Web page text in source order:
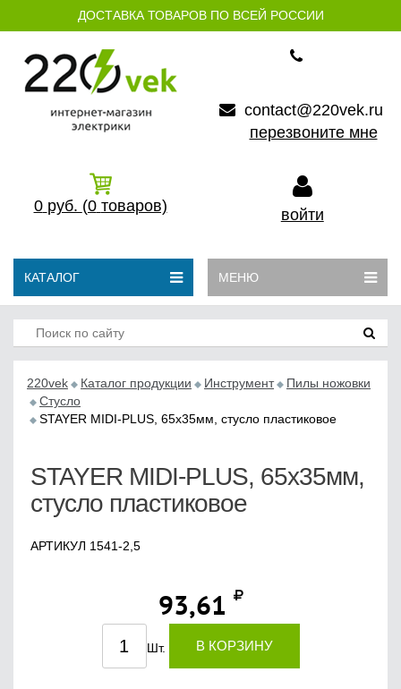
ДОСТАВКА ТОВАРОВ ПО ВСЕЙ РОССИИ
contact@220vek.ru
перезвоните мне
0 руб. (0 товаров) войти
КАТАЛОГ МЕНЮ
220vek Каталог продукции Инструмент
Пилы ножовки
Стусло
STAYER MIDI-PLUS, 65х35мм, стусло пластиковое
STAYER MIDI-PLUS, 65х35мм,
стусло пластиковое
АРТИКУЛ 1541-2,5
93,61
Шт. В КОРЗИНУ